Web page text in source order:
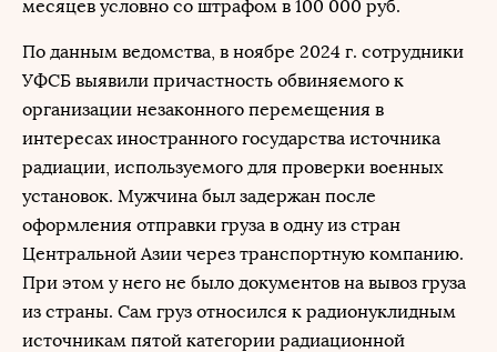
месяцев условно со штрафом в 100 000 руб.
По данным ведомства, в ноябре 2024 г. сотрудники
УФСБ выявили причастность обвиняемого к
организации незаконного перемещения в
интересах иностранного государства источника
радиации, используемого для проверки военных
установок. Мужчина был задержан после
оформления отправки груза в одну из стран
Центральной Азии через транспортную компанию.
При этом у него не было документов на вывоз груза
из страны. Сам груз относился к радионуклидным
источникам пятой категории радиационной